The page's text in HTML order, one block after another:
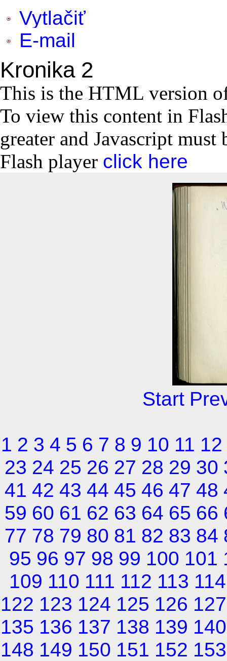
Vytlačiť
E-mail
Kronika 2
This is the HTML version
To view this content in
greater and Javascript
Flash player click here
Start
1 2 3 4 5 6 7 8 9 10 11 12
23 24 25 26 27 28 29 30
41 42 43 44 45 46 47 48
59 60 61 62 63 64 65 66
77 78 79 80 81 82 83 84
95 96 97 98 99 100 101
109 110 111 112 113 114
122 123 124 125 126 127
135 136 137 138 139 140
148 149 150 151 152 153